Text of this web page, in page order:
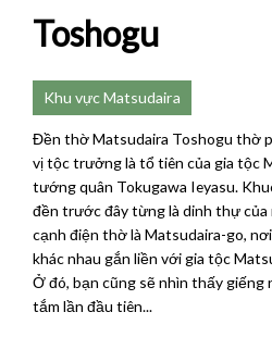
Toshogu
Khu vực Matsudaira
Đền thờ Matsudaira Toshogu thờ
vị tộc trưởng là tổ tiên của gia tộc
tướng quân Tokugawa Ieyasu.
đền trước đây từng là dinh thự của
cạnh điện thờ là Matsudaira-go,
khác nhau gắn liền với gia tộc
Ở đó, bạn cũng sẽ nhìn thấy
tắm lần đầu tiên...